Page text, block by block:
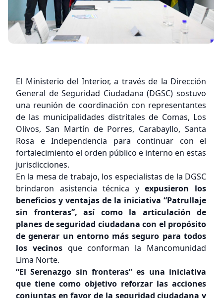
El Ministerio del Interior, a través de la Dirección
General de Seguridad Ciudadana (DGSC) sostuvo
una reunión de coordinación con representantes
de las municipalidades distritales de Comas, Los
Olivos, San Martín de Porres, Carabayllo, Santa
Rosa e Independencia para continuar con el
fortalecimiento el orden público e interno en estas
jurisdicciones.
En la mesa de trabajo, los especialistas de la DGSC
brindaron asistencia técnica yexpusieron los
beneficios y ventajas de la iniciativa “Patrullaje
sin fronteras”, así como la articulación de
planes de seguridad ciudadana con el propósito
de generar un entorno más seguro para todos
los vecinosque conforman la Mancomunidad
Lima Norte.
“El Serenazgo sin fronteras” es una iniciativa
que tiene como objetivo reforzar las acciones
conjuntas en favor de la seguridad ciudadana y